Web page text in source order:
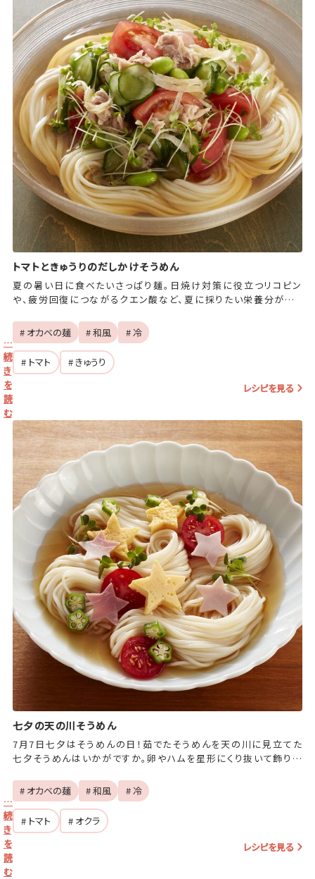
トマトときゅうりのだしかけそうめん
夏の暑い日に食べたいさっぱり麺。日焼け対策に役立つリコピン
や、疲労回復につながるクエン酸など、夏に採りたい栄養分がたっ
# オカベの麺 # 和風 # 冷
# トマト
# きゅうり
レシピを見る
七夕の天の川そうめん
7月7日七夕はそうめんの日！茹でたそうめんを天の川に見立てた
七夕そうめんはいかがですか。卵やハムを星形にくり抜いて飾り付
…
続
き
を
読
む
# オカベの麺 # 和風 # 冷
# トマト
# オクラ
レシピを見る
…
続
き
を
読
む